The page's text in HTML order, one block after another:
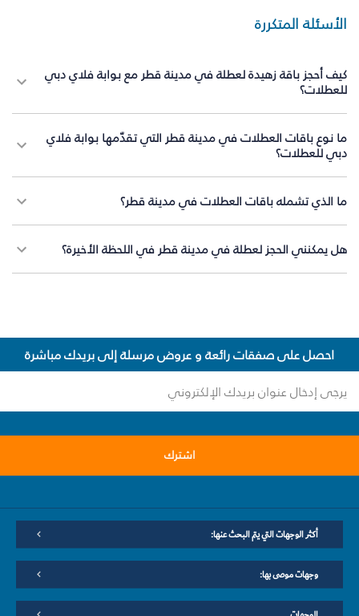
الأسئلة المتكررة
كيف أحجز باقة زهيدة لعطلة في مدينة قطر مع بوابة فلاي دبي
للعطلات؟
ما نوع باقات العطلات في مدينة قطر التي تقدّمها بوابة فلاي
دبي للعطلات؟
ما الذي تشمله باقات العطلات في مدينة قطر؟
هل يمكنني الحجز لعطلة في مدينة قطر في اللحظة الأخيرة؟
احصل على صفقات رائعة و عروض مرسلة إلى بريدك مباشرة
اشترك
أكثر الوجهات التي يتم البحث عنها:
وجهات موصى بها: